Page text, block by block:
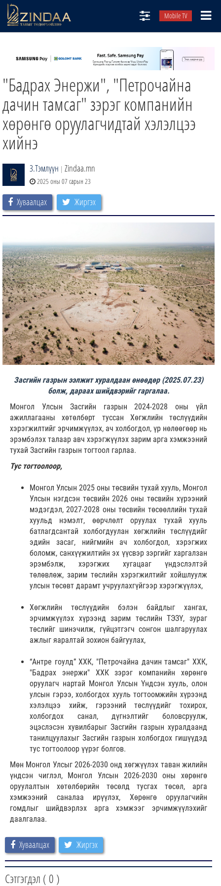
Mobile TV
ТВ8
ӨГЛӨӨНИЙ СОНИН
АУДИО ЗОХИОЛ
ЗИНДАА СЭТГҮҮЛ
"Бадрах Энержи", "Петрочайна
дачин тамсаг" зэрэг компанийн
хөрөнгө оруулагчидтай хэлэлцээ
хийнэ
З.Тэмлүүн | Zindaa.mn
2025 оны 07 сарын 23
Хуваалцах Жиргэх
Засгийн газрын ээлжит хуралдаан өнөөдөр (2025.07.23)
болж, дараах шийдвэрийг гаргалаа.
Монгол Улсын Засгийн газрын 2024-2028 оны үйл
ажиллагааны хөтөлбөрт туссан Хөгжлийн төслүүдийн
хэрэгжилтийг эрчимжүүлэх, ач холбогдол, үр нөлөөгөөр нь
эрэмбэлэх талаар авч хэрэгжүүлэх зарим арга хэмжээний
тухай Засгийн газрын тогтоол гарлаа.
Тус тогтоолоор,
Монгол Улсын 2025 оны төсвийн тухай хууль, Монгол
Улсын нэгдсэн төсвийн 2026 оны төсвийн хүрээний
мэдэгдэл, 2027-2028 оны төсвийн төсөөллийн тухай
хуульд нэмэлт, өөрчлөлт оруулах тухай хууль
батлагдсантай холбогдуулан хөгжлийн төслүүдийг
эдийн засаг, нийгмийн ач холбогдол, хэрэгжих
боломж, санхүүжилтийн эх үүсвэр зэргийг харгалзан
эрэмбэлж, хэрэгжих хугацааг үндэслэлтэй
төлөвлөж, зарим төслийн хэрэгжилтийг хойшлуулж
улсын төсөвт дарамт учруулахгүйгээр хэрэгжүүлэх,
Хөгжлийн төслүүдийн бэлэн байдлыг хангах,
эрчимжүүлэх хүрээнд зарим төслийн ТЭЗҮ, зураг
төслийг шинэчилж, гүйцэтгэгч сонгон шалгаруулах
ажлыг яаралтай зохион байгуулах,
“Антре гоулд” ХХК, "Петрочайна дачин тамсаг" ХХК,
"Бадрах энержи" ХХК зэрэг компанийн хөрөнгө
оруулагч нартай Монгол Улсын Үндсэн хууль, олон
улсын гэрээ, холбогдох хууль тогтоомжийн хүрээнд
хэлэлцээ хийж, гэрээний төслүүдийг тохирох,
холбогдох санал, дүгнэлтийг боловсруулж,
эцэслэсэн хувилбарыг Засгийн газрын хуралдаанд
танилцуулахыг Засгийн газрын холбогдох гишүүдэд
тус тогтоолоор үүрэг болгов.
Мөн Монгол Улсыг 2026-2030 онд хөгжүүлэх таван жилийн
үндсэн чиглэл, Монгол Улсын 2026-2030 оны хөрөнгө
оруулалтын хөтөлбөрийн төсөлд тусгах төсөл, арга
хэмжээний саналаа ирүүлэх, Хөрөнгө оруулагчийн
гомдлыг шийдвэрлэх арга хэмжээг эрчимжүүлэхийг
даалгалаа.
Хуваалцах Жиргэх
Сэтгэгдэл ( 0 )